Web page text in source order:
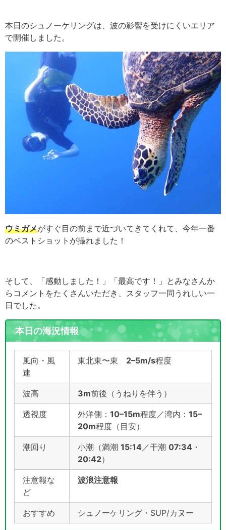
本日のシュノーケリングは、波の影響を受けにくいエリア
で開催しました。
ウミガメがすぐ目の前まで近づいてきてくれて、今年一番
のベストショットが撮れました！
そして、「感動しました！」「最高です！」とみなさんか
らコメントをたくさんいただき、スタッフ一同うれしい一
日でした。
本日の海況情報
風向・風
速
東北東〜東 2–5m/s程度
波高 3m前後（うねりを伴う）
透視度 外洋側： 10–15m程度／湾内： 15–
20m程度（目安）
潮回り 小潮（満潮 15:14 ／干潮 07:34 ・
20:42）
注意報な
ど
波浪注意報
おすすめ シュノーケリング・SUP/カヌー